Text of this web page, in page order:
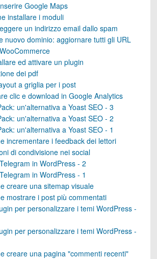
Google Maps
installare i moduli
un indirizzo email dallo spam
nuovo dominio: aggiornare tutti gli URL
ed attivare un plugin
dei pdf
a griglia per i post
clic e download in Google Analytics
un'alternativa a Yoast SEO - 3
un'alternativa a Yoast SEO - 2
un'alternativa a Yoast SEO - 1
incrementare i feedback dei lettori
di condivisione nei social
in WordPress - 2
in WordPress - 1
creare una sitemap visuale
mostrare i post più commentati
per personalizzare i temi WordPress -
per personalizzare i temi WordPress -
creare una pagina "commenti recenti"